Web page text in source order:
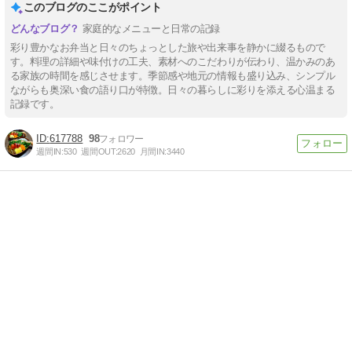
このブログのここがポイント
家庭的なメニューと日常の記録
彩り豊かなお弁当と日々のちょっとした旅や出来事を静かに綴るもので
す。料理の詳細や味付けの工夫、素材へのこだわりが伝わり、温かみのあ
る家族の時間を感じさせます。季節感や地元の情報も盛り込み、シンプル
ながらも奥深い食の語り口が特徴。日々の暮らしに彩りを添える心温まる
記録です。
617788 98
週間IN:530 週間OUT:2620 月間IN:3440